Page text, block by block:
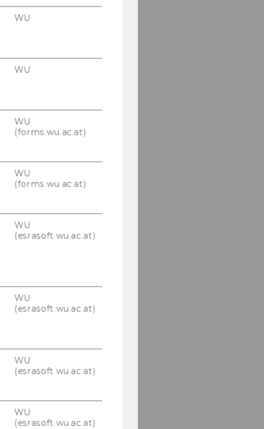
WU
WU
WU
(forms.wu.ac.at)
WU
(forms.wu.ac.at)
WU
(esrasoft.wu.ac.at)
WU
(esrasoft.wu.ac.at)
WU
(esrasoft.wu.ac.at)
WU
(esrasoft.wu.ac.at)